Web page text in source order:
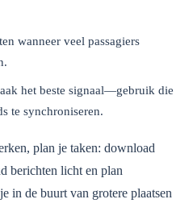
wanneer veel passagiers
het beste signaal—gebruik die
te synchroniseren.
plan je taken: download
berichten licht en plan
in de buurt van grotere plaatsen